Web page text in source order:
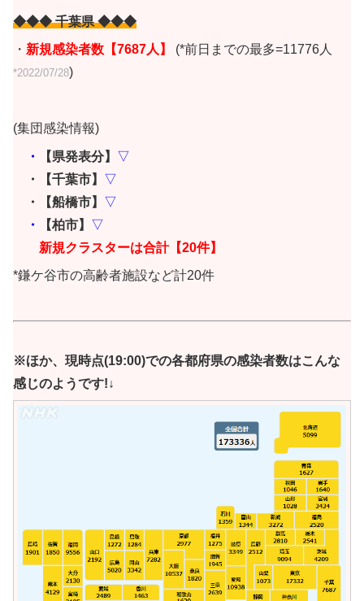
◆◆◆ 千葉県 ◆◆◆
・ 新規感染者数【7687人】 (*前日までの最多=11776人
*2022/07/28)
(集団感染情報)
・ 【県発表分】 ▽
・【千葉市】 ▽
・【船橋市】 ▽
・
【柏市】 ▽
新規クラスターは合計【20件】
*鎌ケ谷市の高齢者施設など計20件
※ほか、現時点(19:00)での各都府県の感染者数はこんな
感じのようです!↓